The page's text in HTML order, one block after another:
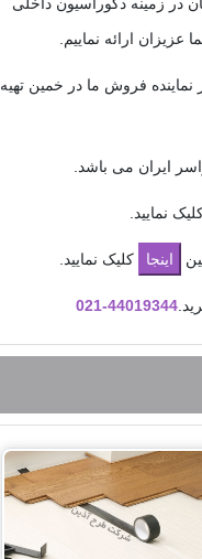
ارائه نماییم.
نماینده فروش ما در خمین تهیه
ایران می باشد.
نمایید.
کلیک نمایید.
44019344-
021